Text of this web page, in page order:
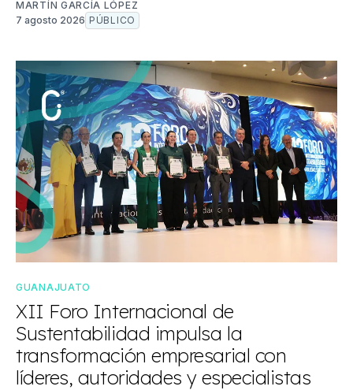
MARTÍN GARCÍA LÓPEZ
7 agosto 2026 PÚBLICO
GUANAJUATO
XII Foro Internacional de
Sustentabilidad impulsa la
transformación empresarial con
líderes, autoridades y especialistas